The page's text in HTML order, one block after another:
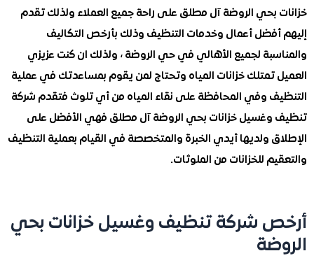
بحي الروضة آل مطلق على راحة جميع العملاء ولذلك تقدم
أعمال وخدمات التنظيف وذلك بأرخص التكاليف
لجميع الأهالي في حي الروضة ، ولذلك ان كنت عزيزي
تمتلك خزانات المياه وتحتاج لمن يقوم بمساعدتك في عملية
وفي المحافظة على نقاء المياه من أي تلوث فتقدم شركة
وغسيل خزانات بحي الروضة آل مطلق فهي الأفضل على
ولديها أيدي الخبرة والمتخصصة في القيام بعملية التنظيف
للخزانات من الملوثات.
شركة تنظيف وغسيل خزانات بحي